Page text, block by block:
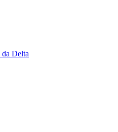
da Delta